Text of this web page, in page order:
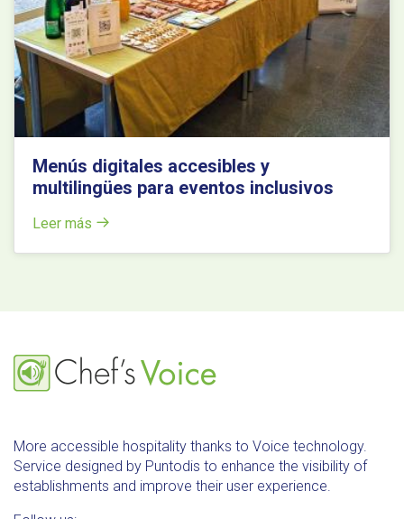
Menús digitales accesibles y
multilingües para eventos inclusivos
Leer más
More accessible hospitality thanks to Voice technology.
Service designed by Puntodis to enhance the visibility of
establishments and improve their user experience.